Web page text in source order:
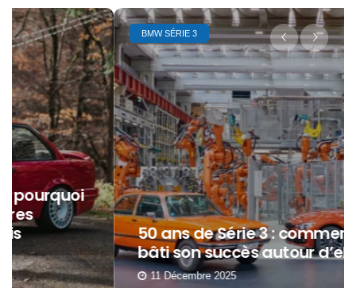
BMW SÉRIE 3
50 ans de Série 3 : comment BMW a
bâti son succès autour d’elle ?
11 Décembre 2025